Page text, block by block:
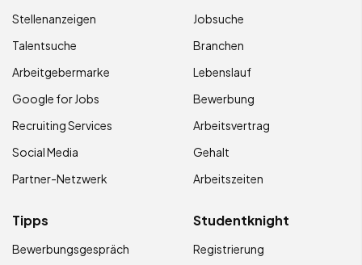
Stellenanzeigen
Talentsuche
Arbeitgebermarke
Google for Jobs
Recruiting Services
Social Media
Partner-Netzwerk
Jobsuche
Branchen
Lebenslauf
Bewerbung
Arbeitsvertrag
Gehalt
Arbeitszeiten
Tipps
Bewerbungsgespräch
Studentknight
Registrierung